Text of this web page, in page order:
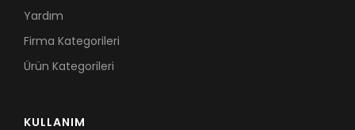
Yardım
Firma Kategorileri
Ürün Kategorileri
KULLANIM